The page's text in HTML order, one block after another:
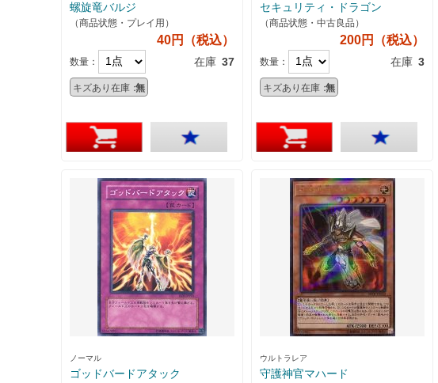
螺旋竜バルジ
（商品状態・プレイ用）
40円（税込）
数量： 在庫 37
キズあり在庫：無
セキュリティ・ドラゴン
（商品状態・中古良品）
200円（税込）
数量： 在庫 3
キズあり在庫：無
ノーマル
ゴッドバードアタック
ウルトラレア
守護神官マハード